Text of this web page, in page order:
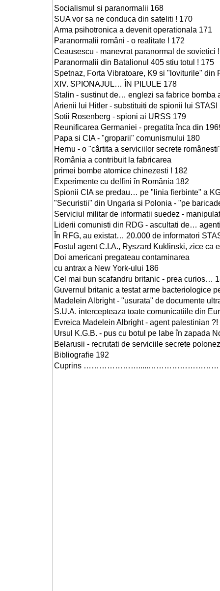
Socialismul si paranormalii 168
SUA vor sa ne conduca din sateliti ! 170
Arma psihotronica a devenit operationala 171
Paranormalii români - o realitate ! 172
Ceausescu - manevrat paranormal de sovietici
Paranormalii din Batalionul 405 stiu totul ! 175
Spetnaz, Forta Vibratoare, K9 si "loviturile" din
XIV. SPIONAJUL… ÎN PILULE 178
Stalin - sustinut de… englezi sa fabrice bomba
Arienii lui Hitler - substituiti de spionii lui
Sotii Rosenberg - spioni ai URSS 179
Reunificarea Germaniei - pregatita înca din
Papa si CIA - "groparii" comunismului 180
Hernu - o "cârtita a serviciilor secrete
România a contribuit la fabricarea
primei bombe atomice chinezesti ! 182
Experimente cu delfini în România 182
Spionii CIA se predau… pe "linia fierbinte" a
"Securistii" din Ungaria si Polonia - "pe
Serviciul militar de informatii suedez -
Liderii comunisti din RDG - ascultati de…
În RFG, au existat… 20.000 de informatori
Fostul agent C.I.A., Ryszard Kuklinski, zice ca
Doi americani pregateau contaminarea
cu antrax a New York-ului 186
Cel mai bun scafandru britanic - prea curios…
Guvernul britanic a testat arme bacteriologice
Madelein Albright - "usurata" de documente
S.U.A. intercepteaza toate comunicatiile din
Evreica Madelein Albright - agent palestinian ?!
Ursul K.G.B. - pus cu botul pe labe în zapada
Belarusii - recrutati de serviciile secrete
Bibliografie 192
Cuprins